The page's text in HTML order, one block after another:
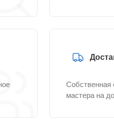
Собственная
мастера на